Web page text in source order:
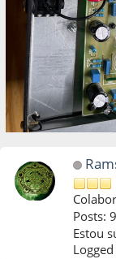
Posts:
Estou
Logged